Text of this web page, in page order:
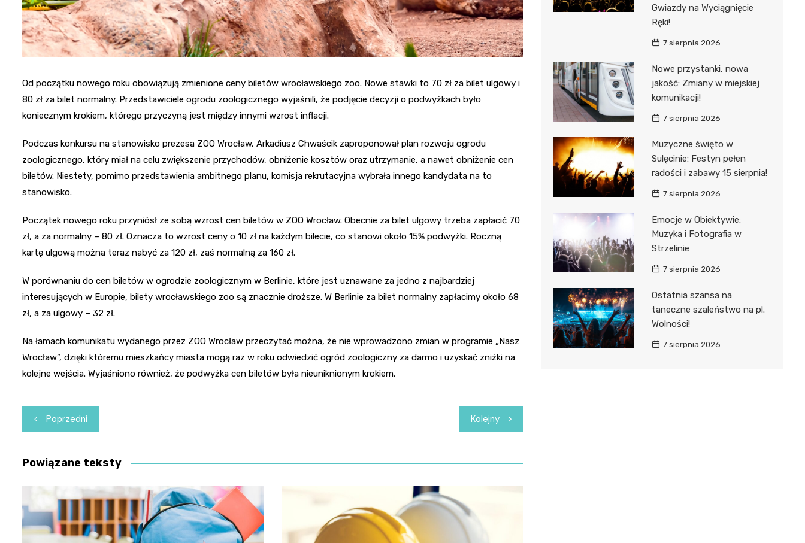
Od początku nowego roku obowiązują zmienione ceny biletów wrocławskiego zoo. Nowe stawki to 70 zł za bilet ulgowy i
80 zł za bilet normalny. Przedstawiciele ogrodu zoologicznego wyjaśnili, że podjęcie decyzji o podwyżkach było
koniecznym krokiem, którego przyczyną jest między innymi wzrost inflacji.
Podczas konkursu na stanowisko prezesa ZOO Wrocław, Arkadiusz Chwaścik zaproponował plan rozwoju ogrodu
zoologicznego, który miał na celu zwiększenie przychodów, obniżenie kosztów oraz utrzymanie, a nawet obniżenie cen
biletów. Niestety, pomimo przedstawienia ambitnego planu, komisja rekrutacyjna wybrała innego kandydata na to
stanowisko.
Początek nowego roku przyniósł ze sobą wzrost cen biletów w ZOO Wrocław. Obecnie za bilet ulgowy trzeba zapłacić 70
zł, a za normalny – 80 zł. Oznacza to wzrost ceny o 10 zł na każdym bilecie, co stanowi około 15% podwyżki. Roczną
kartę ulgową można teraz nabyć za 120 zł, zaś normalną za 160 zł.
W porównaniu do cen biletów w ogrodzie zoologicznym w Berlinie, które jest uznawane za jedno z najbardziej
interesujących w Europie, bilety wrocławskiego zoo są znacznie droższe. W Berlinie za bilet normalny zapłacimy około 68
zł, a za ulgowy – 32 zł.
Na łamach komunikatu wydanego przez ZOO Wrocław przeczytać można, że nie wprowadzono zmian w programie „Nasz
Wrocław”, dzięki któremu mieszkańcy miasta mogą raz w roku odwiedzić ogród zoologiczny za darmo i uzyskać zniżki na
kolejne wejścia. Wyjaśniono również, że podwyżka cen biletów była nieuniknionym krokiem.
Nawigacja
wpisu
Poprzedni Kolejny
Powiązane teksty
Gwiazdy na Wyciągnięcie
Ręki!
7 sierpnia 2026
Nowe przystanki, nowa
jakość: Zmiany w miejskiej
komunikacji!
7 sierpnia 2026
Muzyczne święto w
Sulęcinie: Festyn pełen
radości i zabawy 15 sierpnia!
7 sierpnia 2026
Emocje w Obiektywie:
Muzyka i Fotografia w
Strzelinie
7 sierpnia 2026
Ostatnia szansa na
taneczne szaleństwo na pl.
Wolności!
7 sierpnia 2026